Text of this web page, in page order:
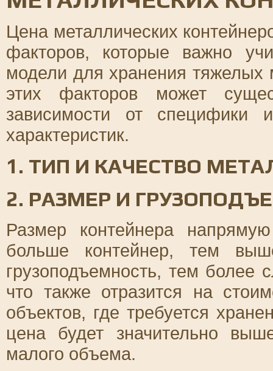
Цена металлических
факторов, которые важно
модели для хранения тяжелых
этих факторов может
зависимости от специфики
характеристик.
1. ТИП И КАЧЕСТВО
2. РАЗМЕР И
Размер контейнера
больше контейнер, тем
грузоподъемность, тем более
что также отразится на
объектов, где требуется
цена будет значительно
малого объема.